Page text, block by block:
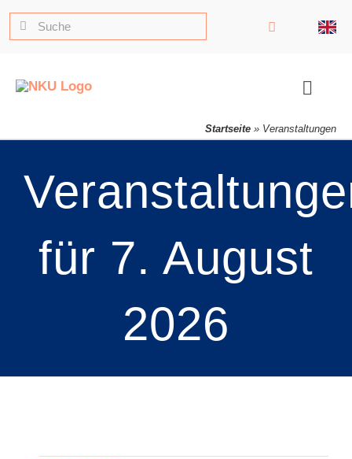
Zum
Inhalt
Suche
Toggle
Startseite » Veranstaltungen
für 7. August
2026